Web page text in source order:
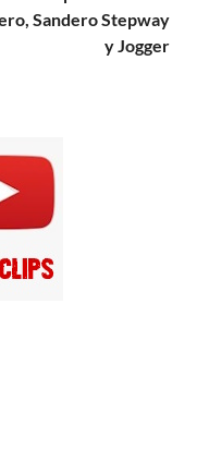
Sandero Stepway
y Jogger